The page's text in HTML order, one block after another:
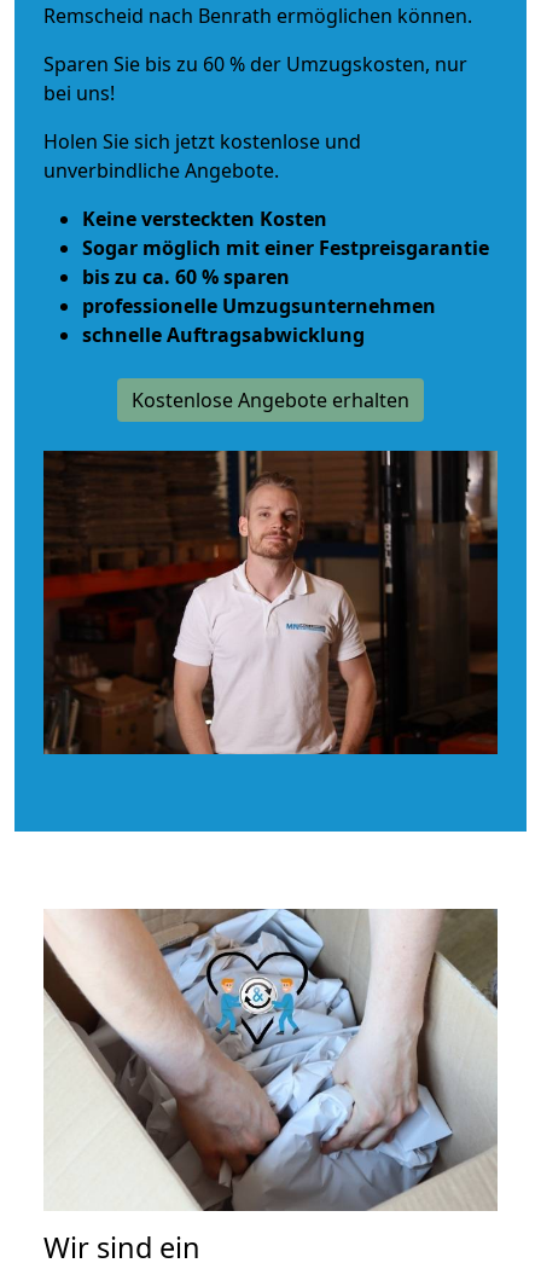
Remscheid nach Benrath ermöglichen können.
Sparen Sie bis zu 60 % der Umzugskosten, nur
bei uns!
Holen Sie sich jetzt kostenlose und
unverbindliche Angebote.
Keine versteckten Kosten
Sogar möglich mit einer Festpreisgarantie
bis zu ca. 60 % sparen
professionelle Umzugsunternehmen
schnelle Auftragsabwicklung
Kostenlose Angebote erhalten
Wir sind ein